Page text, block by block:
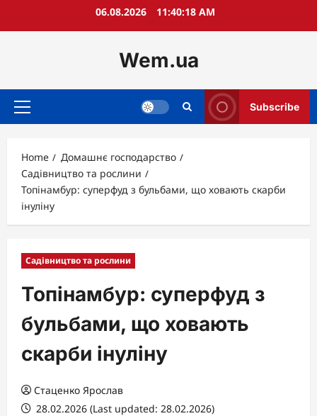
06.08.2026 11:40:19 AM
Wem.ua
Primary
Subscribe
Home
Домашнє господарство
Садівництво та рослини
Топінамбур: суперфуд з бульбами, що ховають скарби
інуліну
Садівництво та рослини
Топінамбур: суперфуд з
бульбами, що ховають
скарби інуліну
Стаценко Ярослав
28.02.2026 (Last updated: 28.02.2026)